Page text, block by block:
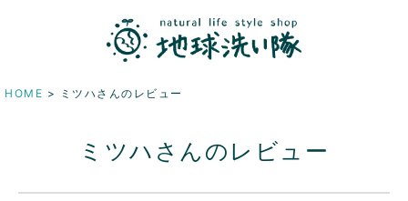
HOME ミツハさんのレビュー
ミツハさんのレビュー